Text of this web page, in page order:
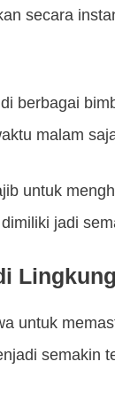
secara
berbagai
malam
untuk
jadi
untuk
semakin